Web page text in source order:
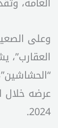
وعلى
عرضه خلال
2024.